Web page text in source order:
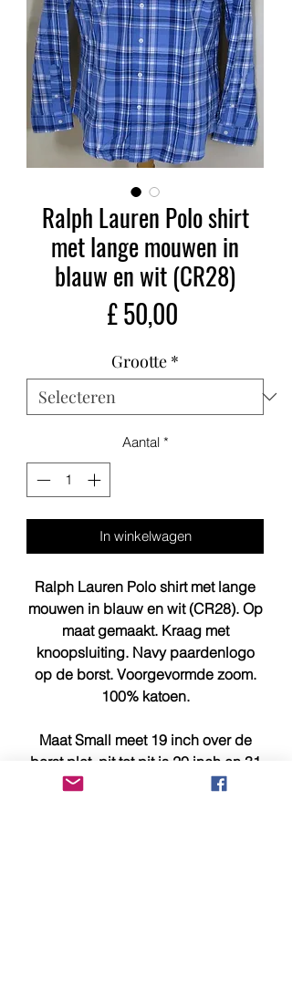
Ralph Lauren Polo shirt
met lange mouwen in
blauw en wit (CR28)
£ 50,00
Grootte *
Aantal *
In winkelwagen
Ralph Lauren Polo shirt met lange
mouwen in blauw en wit (CR28). Op
maat gemaakt. Kraag met
knoopsluiting. Navy paardenlogo
op de borst. Voorgevormde zoom.
100% katoen.
Maat Small meet 19 inch over de
borst plat, pit tot pit is 20 inch en 31
inch van boven naar beneden.